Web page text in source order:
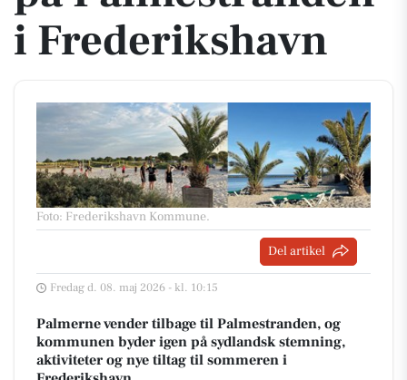
i Frederikshavn
Foto: Frederikshavn Kommune.
Del artikel
Fredag d. 08. maj 2026 - kl. 10:15
Palmerne vender tilbage til Palmestranden, og
kommunen byder igen på sydlandsk stemning,
aktiviteter og nye tiltag til sommeren i